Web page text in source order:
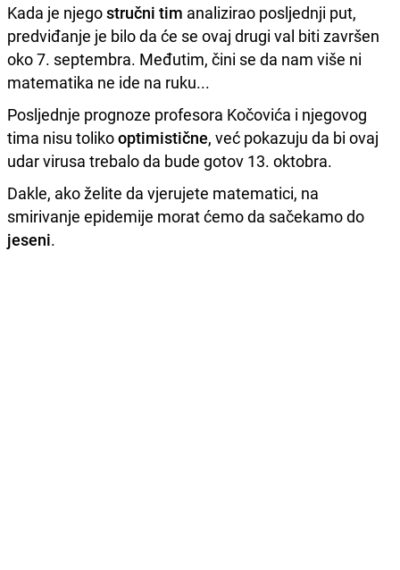
Kada je njegostručni tim analizirao posljednji put,
predviđanje je bilo da će se ovaj drugi val biti završen
oko 7. septembra. Međutim, čini se da nam više ni
matematika ne ide na ruku...
Posljednje prognoze profesora Kočovića i njegovog
tima nisu tolikooptimistične, već pokazuju da bi ovaj
udar virusa trebalo da bude gotov 13. oktobra.
Dakle, ako želite da vjerujete matematici, na
smirivanje epidemije morat ćemo da sačekamo do
jeseni.